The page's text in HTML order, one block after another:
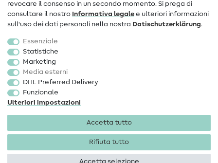
Popolare
Accessori cucito
Sale
revocare il consenso in un secondo momento. Si prega di
consultare il nostro Informativa legale e ulteriori informazioni
sull'uso dei dati personali nella nostra Dati­schutz­erklärung.
Essenziale
Statistiche
Marketing
Media esterni
DHL Preferred Delivery
Funzionale
Ulteriori impostazioni
Accetta tutto
Rifiuta tutto
Accetta selezione
Informazioni legali Privacy
Condizioni generali